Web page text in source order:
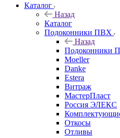
Каталог
Назад
Каталог
Подоконники ПВХ
Назад
Подоконники
Moeller
Danke
Estera
Витраж
МастерПласт
Россия ЭЛЕКС
Откосы
Отливы